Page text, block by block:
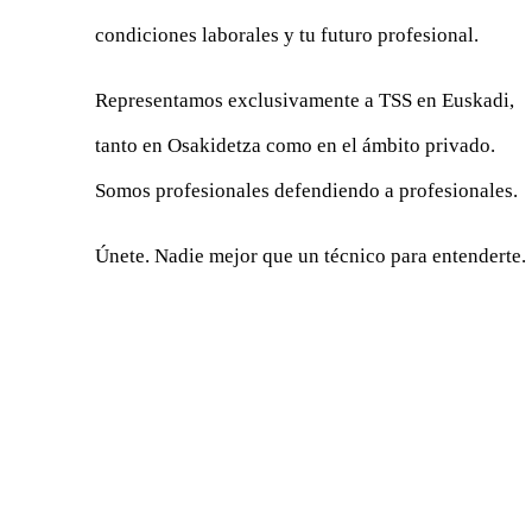
condiciones laborales y tu futuro profesional.
Representamos exclusivamente a TSS en Euskadi,
tanto en Osakidetza como en el ámbito privado.
Somos profesionales defendiendo a profesionales.
Únete. Nadie mejor que un técnico para entenderte.